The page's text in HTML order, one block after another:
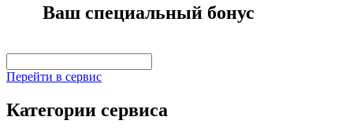
Ваш специальный бонус
Перейти в сервис
Категории сервиса